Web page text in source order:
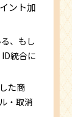
ント加
、もし
統合に
た商
・取消